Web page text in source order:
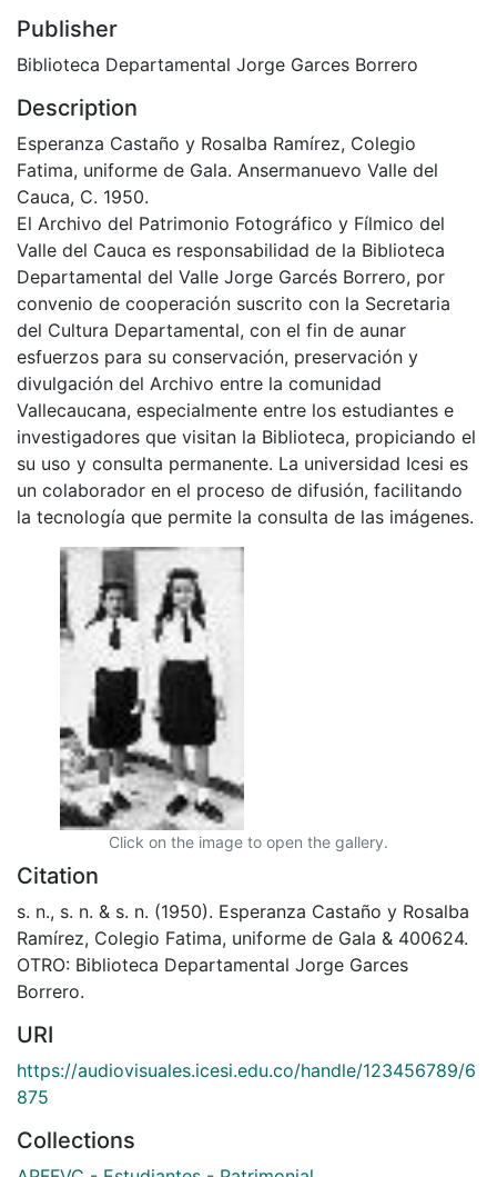
Publisher
Biblioteca Departamental Jorge Garces Borrero
Description
Esperanza Castaño y Rosalba Ramírez, Colegio
Fatima, uniforme de Gala. Ansermanuevo Valle del
Cauca, C. 1950.
El Archivo del Patrimonio Fotográfico y Fílmico del
Valle del Cauca es responsabilidad de la Biblioteca
Departamental del Valle Jorge Garcés Borrero, por
convenio de cooperación suscrito con la Secretaria
del Cultura Departamental, con el fin de aunar
esfuerzos para su conservación, preservación y
divulgación del Archivo entre la comunidad
Vallecaucana, especialmente entre los estudiantes e
investigadores que visitan la Biblioteca, propiciando el
su uso y consulta permanente. La universidad Icesi es
un colaborador en el proceso de difusión, facilitando
la tecnología que permite la consulta de las imágenes.
Click on the image to open the gallery.
Citation
s. n., s. n. & s. n. (1950). Esperanza Castaño y Rosalba
Ramírez, Colegio Fatima, uniforme de Gala & 400624.
OTRO: Biblioteca Departamental Jorge Garces
Borrero.
URI
https://audiovisuales.icesi.edu.co/handle/123456789/6
875
Collections